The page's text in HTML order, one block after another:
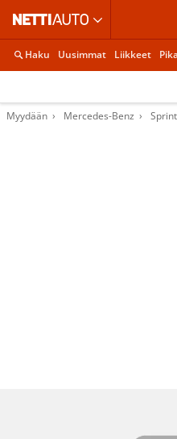
Haku Uusimmat Liikkeet
Myydään Mercedes-Benz